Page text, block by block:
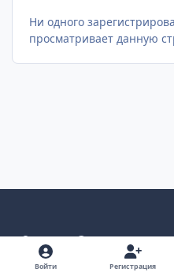
Ни одного
просматривает данную
Светлый режим
Темный режим
Как в системе
Политика
Войти Регистрация